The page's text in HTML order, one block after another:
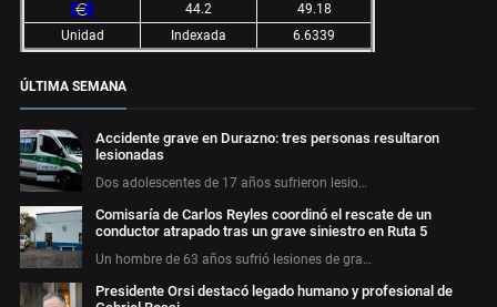
44.2
49.18
Unidad
Indexada 6.6339
ÚLTIMA SEMANA
Accidente grave en Durazno: tres personas resultaron
lesionadas
Dos adolescentes de 17 años sufrieron lesio…
Comisaría de Carlos Reyles coordinó el rescate de un
conductor atrapado tras un grave siniestro en Ruta 5
Un hombre de 63 años sufrió lesiones de gra…
Presidente Orsi destacó legado humano y profesional de